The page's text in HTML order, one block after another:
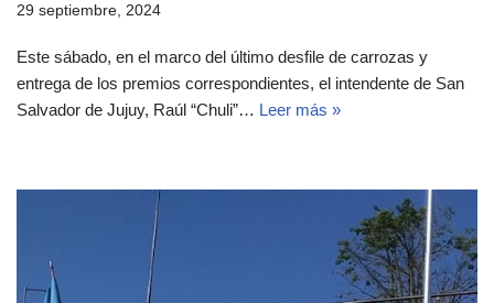
29 septiembre, 2024
Este sábado, en el marco del último desfile de carrozas y
entrega de los premios correspondientes, el intendente de San
Salvador de Jujuy, Raúl “Chuli”… Leer más »